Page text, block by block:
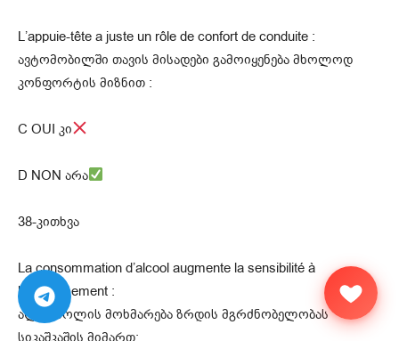
L’appuie-tête a juste un rôle de confort de conduite :
ავტომობილში თავის მისადები გამოიყენება მხოლოდ
კონფორტის მიზნით :
C OUI კი
D NON არა
38-კითხვა
La consommation d’alcool augmente la sensibilité à
l’éblouissement :
ალკოჰოლის მოხმარება ზრდის მგრძნობელობას
სიკაშკაშის მიმართ: